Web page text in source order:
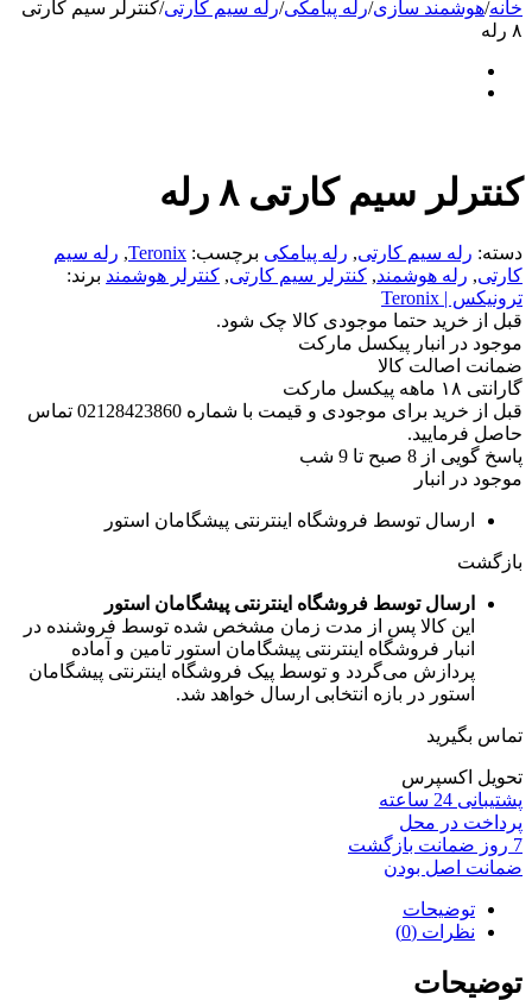
خانه/هوشمند سازی/رله پیامکی/رله سیم کارتی/کنترلر سیم کارتی
۸ رله
کنترلر سیم کارتی ۸ رله
دسته: رله سیم کارتی, رله پیامکی برچسب: Teronix
, رله سیم
کارتی, رله هوشمند, کنترلر سیم کارتی, کنترلر هوشمند برند:
ترونیکس | Teronix
قبل از خرید حتما موجودی کالا چک شود.
موجود در انبار پیکسل مارکت
ضمانت اصالت کالا
گارانتی ۱۸ ماهه پیکسل مارکت
قبل از خرید برای موجودی و قیمت با شماره 02128423860 تماس
حاصل فرمایید.
پاسخ گویی از 8 صبح تا 9 شب
موجود در انبار
ارسال توسط فروشگاه اینترنتی پیشگامان استور
بازگشت
ارسال توسط فروشگاه اینترنتی پیشگامان استور
این کالا پس از مدت زمان مشخص شده توسط فروشنده در
انبار فروشگاه اینترنتی پیشگامان استور تامین و آماده
پردازش می‌گردد و توسط پیک فروشگاه اینترنتی پیشگامان
استور در بازه انتخابی ارسال خواهد شد.
تماس بگیرید
تحویل اکسپرس
پشتیبانی 24 ساعته
پرداخت در محل
7 روز ضمانت بازگشت
ضمانت اصل بودن
توضیحات
نظرات (0)
توضیحات